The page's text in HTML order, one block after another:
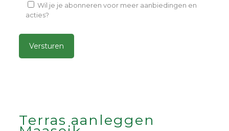
Wil je je abonneren voor meer aanbiedingen en
acties?
Terras aanleggen